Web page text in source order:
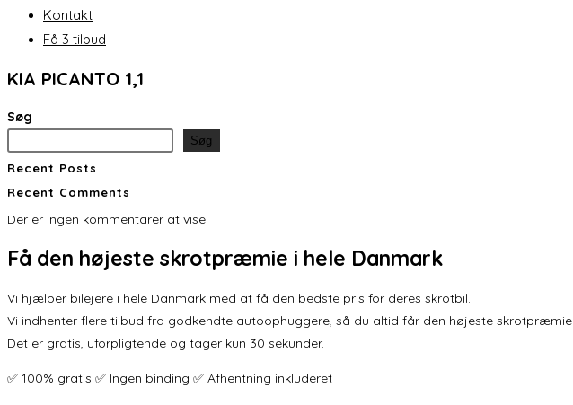
Kontakt
Få 3 tilbud
KIA PICANTO 1,1
Søg
Søg
Recent Posts
Recent Comments
Der er ingen kommentarer at vise.
Få den højeste skrotpræmie i hele Danmark
Vi hjælper bilejere i hele Danmark med at få den bedste pris for deres skrotbil.
Vi indhenter flere tilbud fra godkendte autoophuggere, så du altid får den højeste skrotpræmie.
Det er gratis, uforpligtende og tager kun 30 sekunder.
✅ 100% gratis ✅ Ingen binding ✅ Afhentning inkluderet